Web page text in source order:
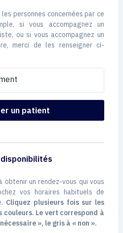
personnes concernées par ce
si vous accompagnez un
ou si vous accompagnez un
merci de les renseigner ci-
un patient
disponibilités
obtenir un rendez-vous qui vous
vos horaires habituels de
Cliquez plusieurs fois sur les
couleurs. Le vert correspond à
», le gris à « non ».